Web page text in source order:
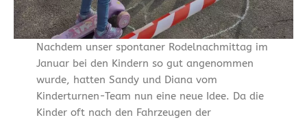
Nachdem unser spontaner Rodelnachmittag im
Januar bei den Kindern so gut angenommen
wurde, hatten Sandy und Diana vom
Kinderturnen-Team nun eine neue Idee. Da die
Kinder oft nach den Fahrzeugen der